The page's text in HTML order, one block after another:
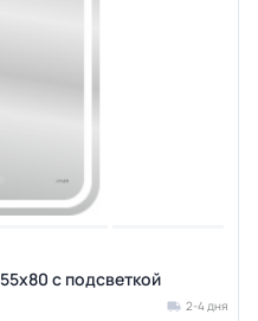
с подсветкой
2-4 дня